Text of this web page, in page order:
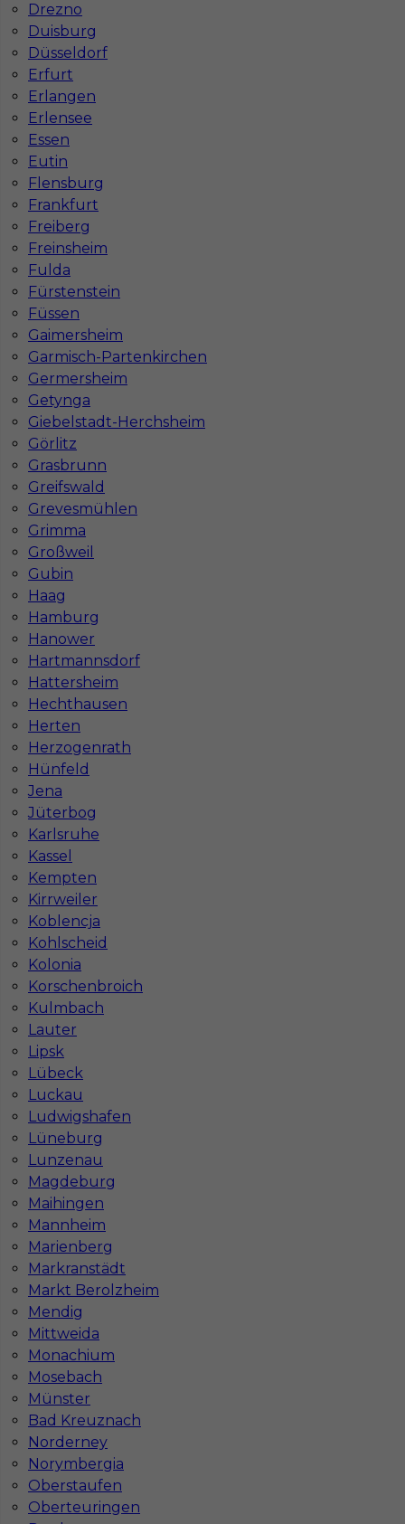
Drezno
Duisburg
Düsseldorf
Erfurt
Erlangen
Erlensee
Essen
Eutin
Flensburg
Frankfurt
Freiberg
Freinsheim
Fulda
Fürstenstein
Füssen
Gaimersheim
Garmisch-Partenkirchen
Germersheim
Getynga
Giebelstadt-Herchsheim
Görlitz
Grasbrunn
Greifswald
Grevesmühlen
Grimma
Großweil
Gubin
Haag
Hamburg
Hanower
Hartmannsdorf
Hattersheim
Hechthausen
Herten
Herzogenrath
Hünfeld
Jena
Jüterbog
Karlsruhe
Kassel
Kempten
Kirrweiler
Koblencja
Kohlscheid
Kolonia
Korschenbroich
Kulmbach
Lauter
Lipsk
Lübeck
Luckau
Ludwigshafen
Lüneburg
Lunzenau
Magdeburg
Maihingen
Mannheim
Marienberg
Markranstädt
Markt Berolzheim
Mendig
Mittweida
Monachium
Mosebach
Münster
Bad Kreuznach
Norderney
Norymbergia
Oberstaufen
Oberteuringen
Zbrojarz praca w Niemczech
Kategoria Prace budowlane
Lokalizacja
Wymagane języki
Stawka 15 - 17 € / h
Zbrojarz betoniarz szalunkowy praca w
Niemczech
Kategoria Prace budowlane
szalunkowy , Zbrojarz
Lokalizacja Niemcy
Wymagane języki
Stawka 14 - 16 € / h
Murarz zbrojarz praca zagranica
Kategoria Prace budowlane
Lokalizacja Niemcy
Wymagane języki
Stawka 14 - 16 € / h
Praca dla murarza zbrojarza szalunkowego
Niemcy
Kategoria Prace budowlane
Lokalizacja Niemcy
Wymagane języki
Stawka 14 - 16 € / h